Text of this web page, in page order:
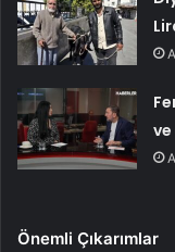
Önemli Çıkarımlar